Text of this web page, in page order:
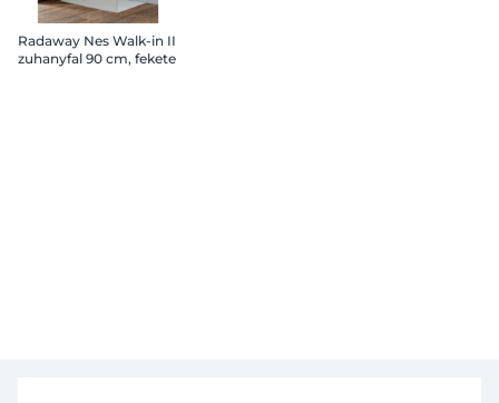
Radaway Nes Walk-in II
zuhanyfal 90 cm, fekete